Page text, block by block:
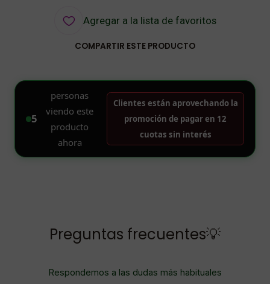
Agregar a la lista de favoritos
COMPARTIR ESTE PRODUCTO
Preguntas frecuentes💡
Respondemos a las dudas más habituales